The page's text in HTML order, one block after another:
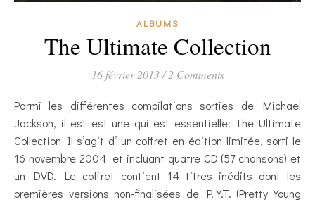
ALBUMS
The Ultimate Collection
16 février 2013 / 2 Comments
Parmi les différentes compilations sorties de Michael
Jackson, il est est une qui est essentielle: The Ultimate
Collection Il s’agit d’ un coffret en édition limitée, sorti le
16 novembre 2004 et incluant quatre CD (57 chansons) et
un DVD. Le coffret contient 14 titres inédits dont les
premières versions non-finalisées de P.Y.T. (Pretty Young